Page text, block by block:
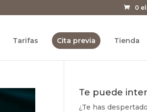
0
Tarifas Cita previa Tienda
Te puede
¿Te has